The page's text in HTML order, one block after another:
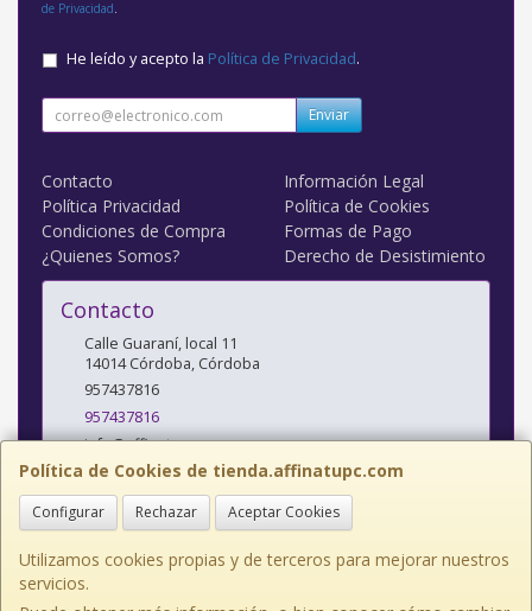
Política de Cookies de tienda.affinatupc.com
Configurar Rechazar Aceptar Cookies
Utilizamos cookies propias y de terceros para mejorar nuestros
servicios.
de Privacidad.
He leído y acepto la Política de Privacidad.
Enviar
Contacto
Información Legal
Política Privacidad
Política de Cookies
Condiciones de Compra
Formas de Pago
¿Quienes Somos?
Derecho de Desistimiento
Contacto
Calle Guaraní, local 11
14014 Córdoba, Córdoba
957437816
957437816
info@affinatupc.com
Horario
10:00 a 13:30 y 17:00 a 20:30h Lunes a Viernes